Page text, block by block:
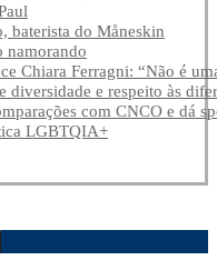
baterista do Måneskin
namorando
Chiara Ferragni: “Não é
diversidade e respeito às
com CNCO e dá
LGBTQIA+